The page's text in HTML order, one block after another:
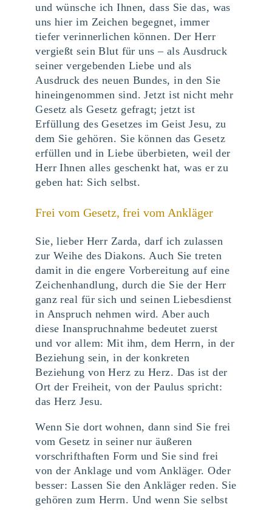
und wünsche ich Ihnen, dass Sie das, was
uns hier im Zeichen begegnet, immer
tiefer verinnerlichen können. Der Herr
vergießt sein Blut für uns – als Ausdruck
seiner vergebenden Liebe und als
Ausdruck des neuen Bundes, in den Sie
hineingenommen sind. Jetzt ist nicht mehr
Gesetz als Gesetz gefragt; jetzt ist
Erfüllung des Gesetzes im Geist Jesu, zu
dem Sie gehören. Sie können das Gesetz
erfüllen und in Liebe überbieten, weil der
Herr Ihnen alles geschenkt hat, was er zu
geben hat: Sich selbst.
Frei vom Gesetz, frei vom Ankläger
Sie, lieber Herr Zarda, darf ich zulassen
zur Weihe des Diakons. Auch Sie treten
damit in die engere Vorbereitung auf eine
Zeichenhandlung, durch die Sie der Herr
ganz real für sich und seinen Liebesdienst
in Anspruch nehmen wird. Aber auch
diese Inanspruchnahme bedeutet zuerst
und vor allem: Mit ihm, dem Herrn, in der
Beziehung sein, in der konkreten
Beziehung von Herz zu Herz. Das ist der
Ort der Freiheit, von der Paulus spricht:
das Herz Jesu.
Wenn Sie dort wohnen, dann sind Sie frei
vom Gesetz in seiner nur äußeren
vorschrifthaften Form und Sie sind frei
von der Anklage und vom Ankläger. Oder
besser: Lassen Sie den Ankläger reden. Sie
gehören zum Herrn. Und wenn Sie selbst